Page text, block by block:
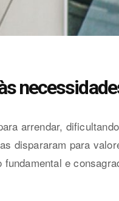
arrendar,
dispararam para
e